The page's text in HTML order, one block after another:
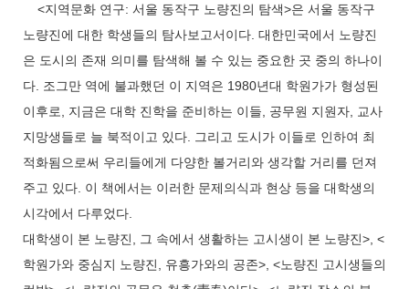
<지역문화 연구: 서울 동작구 노량진의 탐색>은 서울 동작구
노량진에 대한 학생들의 탐사보고서이다. 대한민국에서 노량진
은 도시의 존재 의미를 탐색해 볼 수 있는 중요한 곳 중의 하나이
다. 조그만 역에 불과했던 이 지역은 1980년대 학원가가 형성된
이후로, 지금은 대학 진학을 준비하는 이들, 공무원 지원자, 교사
지망생들로 늘 북적이고 있다. 그리고 도시가 이들로 인하여 최
적화됨으로써 우리들에게 다양한 볼거리와 생각할 거리를 던져
주고 있다. 이 책에서는 이러한 문제의식과 현상 등을 대학생의
시각에서 다루었다.
대학생이 본 노량진, 그 속에서 생활하는 고시생이 본 노량진>, <
학원가와 중심지 노량진, 유흥가와의 공존>, <노량진 고시생들의